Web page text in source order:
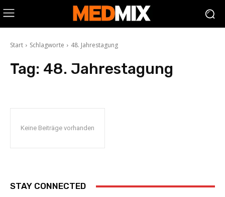
Start Schlagworte 48. Jahrestagung
Tag: 48. Jahrestagung
Keine Beiträge vorhanden
STAY CONNECTED